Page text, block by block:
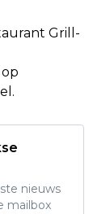
Grill-
nieuws
mailbox